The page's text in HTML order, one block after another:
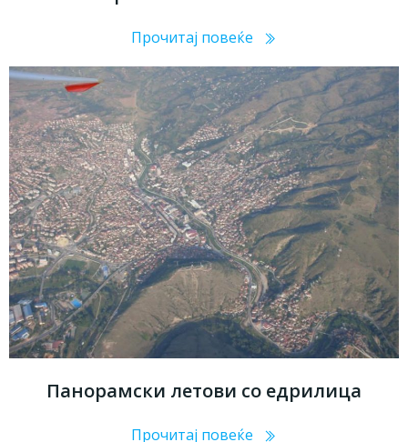
Прочитај повеќе
Панорамски летови со едрилица
Прочитај повеќе